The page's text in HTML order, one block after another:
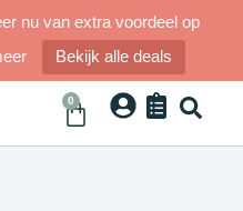
nu van extra voordeel op
Bekijk alle deals
0